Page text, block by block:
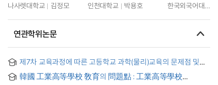
나사렛대학교 김정모 인천대학교 박용호 한국외국어대학교
연관학위논문
제7차 교육과정에 따른 고등학교 과학(물리)교육의 문제점 및
개선방안 연구
韓國 工業高等學校 敎育의 問題點 : 工業高等學校